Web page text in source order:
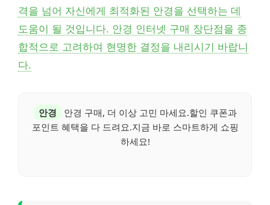
격을 넘어 자신에게 최적화된 안경을 선택하는 데
도움이 될 것입니다. 안경 인터넷 구매 장단점을 종
합적으로 고려하여 현명한 결정을 내리시기 바랍니
다.
안경
안경 구매, 더 이상 고민 마세요.할인 쿠폰과
포인트 혜택을 다 드려요.지금 바로 스마트하게 쇼핑
하세요!